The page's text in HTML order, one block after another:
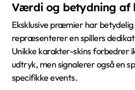
Værdi og betydning af
Eksklusive præmier har
repræsenterer en spillers
Unikke karakter-skins forbedrer
udtryk, men signalerer også en
specifikke events.